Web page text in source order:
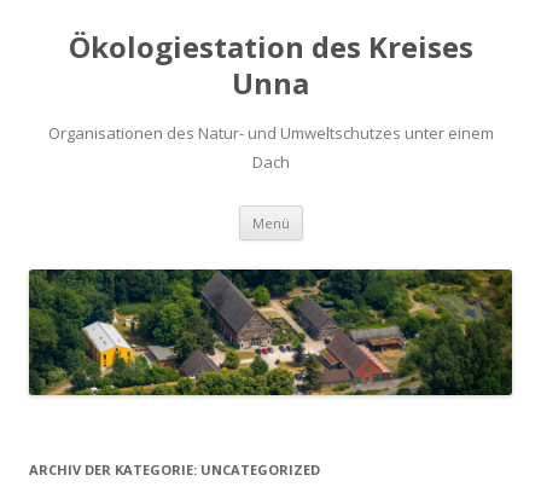
Ökologiestation des Kreises
Unna
Organisationen des Natur- und Umweltschutzes unter einem
Dach
Menü Zum
springen
ARCHIV DER KATEGORIE: UNCATEGORIZED